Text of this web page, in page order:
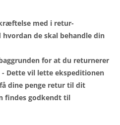
med i retur-
hvordan de skal behandle din
for at du returnerer
Dette vil lette ekspeditionen
dine penge retur til dit
findes godkendt til